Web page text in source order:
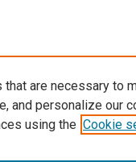
that are necessary to
and personalize our
using the Cookie